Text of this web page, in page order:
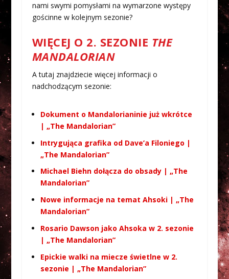
nami swymi pomysłami na wymarzone występy
gościnne w kolejnym sezonie?
WIĘCEJ O 2. SEZONIE THE
MANDALORIAN
A tutaj znajdziecie więcej informacji o
nadchodzącym sezonie:
Dokument o Mandalorianinie już wkrótce
| „The Mandalorian”
Intrygująca grafika od Dave’a Filoniego |
„The Mandalorian”
Michael Biehn dołącza do obsady | „The
Mandalorian”
Nowe informacje na temat Ahsoki | „The
Mandalorian”
Rosario Dawson jako Ahsoka w 2. sezonie
| „The Mandalorian”
Epickie walki na miecze świetlne w 2.
sezonie | „The Mandalorian”